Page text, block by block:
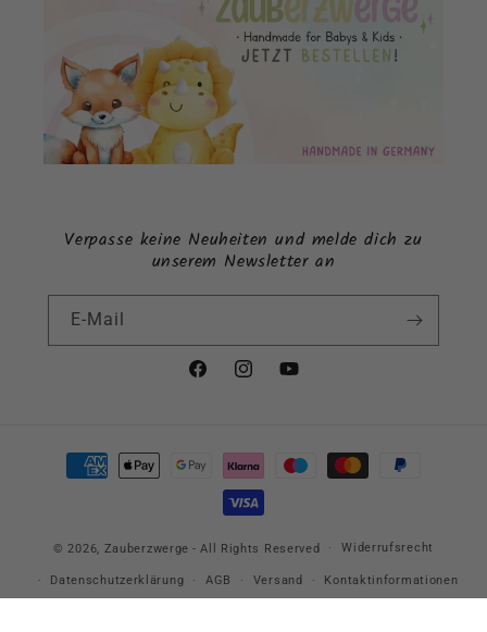
Verpasse keine Neuheiten und melde dich zu
unserem Newsletter an
E-Mail
FacebookInstagramYouTube
Zahlungsmethoden
© 2026, Zauberzwerge - All Rights Reserved Widerrufsrecht
Datenschutzerklärung AGB Versand Kontaktinformationen